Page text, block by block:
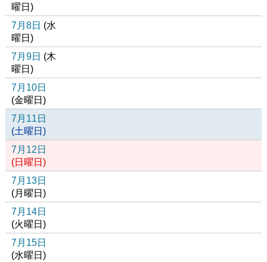
曜日 )
7月8日 (水
曜日 )
7月9日 (木
曜日 )
7月10日
(金曜日 )
7月11日
(土曜日 )
7月12日
(日 曜日 )
7月13日
(月 曜日 )
7月14日
(火曜日 )
7月15日
(水曜日 )